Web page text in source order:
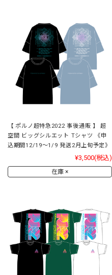
【 ポルノ超特急2022 事後通販 】 超
空間 ビッグシルエット Tシャツ 《申
込期間12/19～1/9 発送2月上旬予定》
¥3,500(税込)
在庫 ×